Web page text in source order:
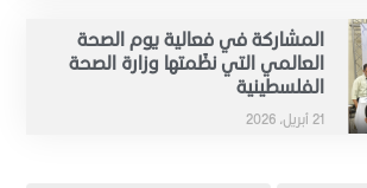
المشاركة في فعالية يوم الصحة
العالمي التي نظّمتها وزارة الصحة
الفلسطينية
21 أبريل، 2026